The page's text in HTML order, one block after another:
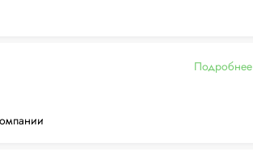
Подробнее